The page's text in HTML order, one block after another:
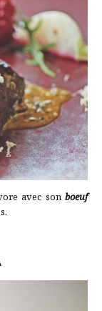
avec son boeuf